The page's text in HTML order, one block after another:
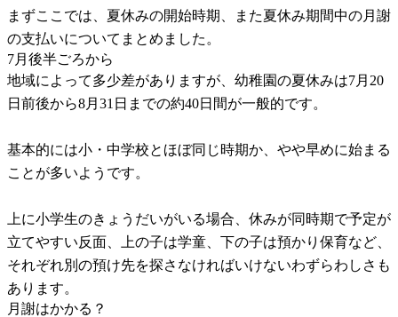
まずここでは、夏休みの開始時期、また夏休み期間中の月謝
の支払いについてまとめました。
7月後半ごろから
地域によって多少差がありますが、幼稚園の夏休みは7月20
日前後から8月31日までの約40日間が一般的です。
基本的には小・中学校とほぼ同じ時期か、やや早めに始まる
ことが多いようです。
上に小学生のきょうだいがいる場合、休みが同時期で予定が
立てやすい反面、上の子は学童、下の子は預かり保育など、
それぞれ別の預け先を探さなければいけないわずらわしさも
あります。
月謝はかかる？